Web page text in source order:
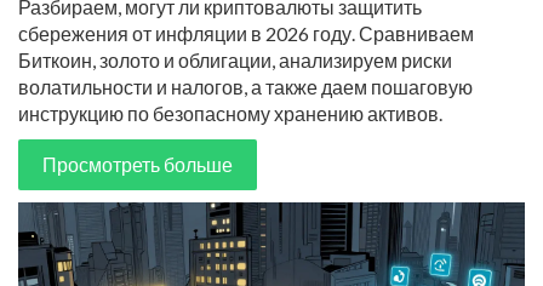
Разбираем, могут ли криптовалюты защитить
сбережения от инфляции в 2026 году. Сравниваем
Биткоин, золото и облигации, анализируем риски
волатильности и налогов, а также даем пошаговую
инструкцию по безопасному хранению активов.
Просмотреть больше